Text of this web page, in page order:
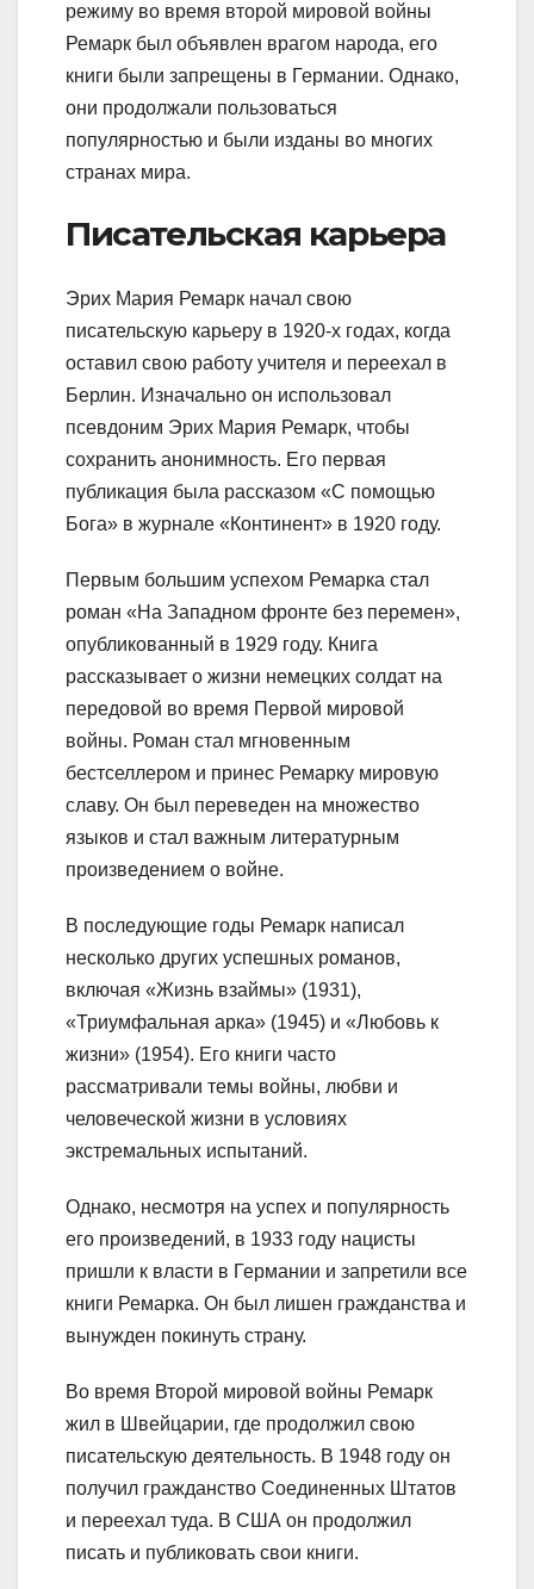
режиму во время второй мировой войны
Ремарк был объявлен врагом народа, его
книги были запрещены в Германии. Однако,
они продолжали пользоваться
популярностью и были изданы во многих
странах мира.
Писательская карьера
Эрих Мария Ремарк начал свою
писательскую карьеру в 1920-х годах, когда
оставил свою работу учителя и переехал в
Берлин. Изначально он использовал
псевдоним Эрих Мария Ремарк, чтобы
сохранить анонимность. Его первая
публикация была рассказом «С помощью
Бога» в журнале «Континент» в 1920 году.
Первым большим успехом Ремарка стал
роман «На Западном фронте без перемен»,
опубликованный в 1929 году. Книга
рассказывает о жизни немецких солдат на
передовой во время Первой мировой
войны. Роман стал мгновенным
бестселлером и принес Ремарку мировую
славу. Он был переведен на множество
языков и стал важным литературным
произведением о войне.
В последующие годы Ремарк написал
несколько других успешных романов,
включая «Жизнь взаймы» (1931),
«Триумфальная арка» (1945) и «Любовь к
жизни» (1954). Его книги часто
рассматривали темы войны, любви и
человеческой жизни в условиях
экстремальных испытаний.
Однако, несмотря на успех и популярность
его произведений, в 1933 году нацисты
пришли к власти в Германии и запретили все
книги Ремарка. Он был лишен гражданства и
вынужден покинуть страну.
Во время Второй мировой войны Ремарк
жил в Швейцарии, где продолжил свою
писательскую деятельность. В 1948 году он
получил гражданство Соединенных Штатов
и переехал туда. В США он продолжил
писать и публиковать свои книги.